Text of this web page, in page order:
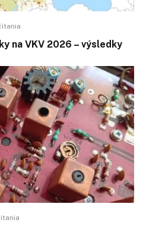
na VKV 2026 – výsledky